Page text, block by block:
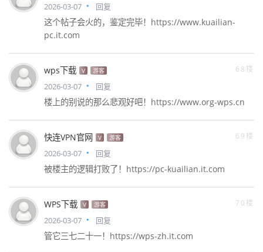
2026-03-07 回复
这个帖子会火的，鉴定完毕！https://www.kuailian-
pc.it.com
wps下载 V 游客 68楼
2026-03-07 回复
楼上的别说的那么悲观好吧！https://www.org-wps.cn
快连VPN官网 V 游客 69楼
2026-03-07 回复
被楼主的逻辑打败了！https://pc-kuailian.it.com
WPS下载 V 游客 70楼
2026-03-07 回复
管它三七二十一！https://wps-zh.it.com